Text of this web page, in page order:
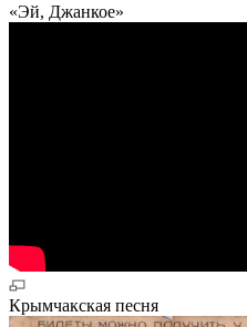
«Эй, Джанкое»
Крымчакская песня